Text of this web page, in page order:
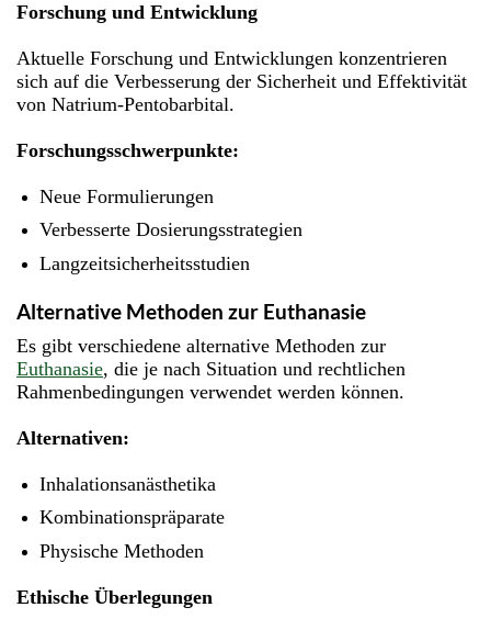
Forschung und Entwicklung
Aktuelle Forschung und Entwicklungen konzentrieren
sich auf die Verbesserung der Sicherheit und Effektivität
von Natrium-Pentobarbital.
Forschungsschwerpunkte:
Neue Formulierungen
Verbesserte Dosierungsstrategien
Langzeitsicherheitsstudien
Alternative Methoden zur Euthanasie
Es gibt verschiedene alternative Methoden zur
Euthanasie, die je nach Situation und rechtlichen
Rahmenbedingungen verwendet werden können.
Alternativen:
Inhalationsanästhetika
Kombinationspräparate
Physische Methoden
Ethische Überlegungen